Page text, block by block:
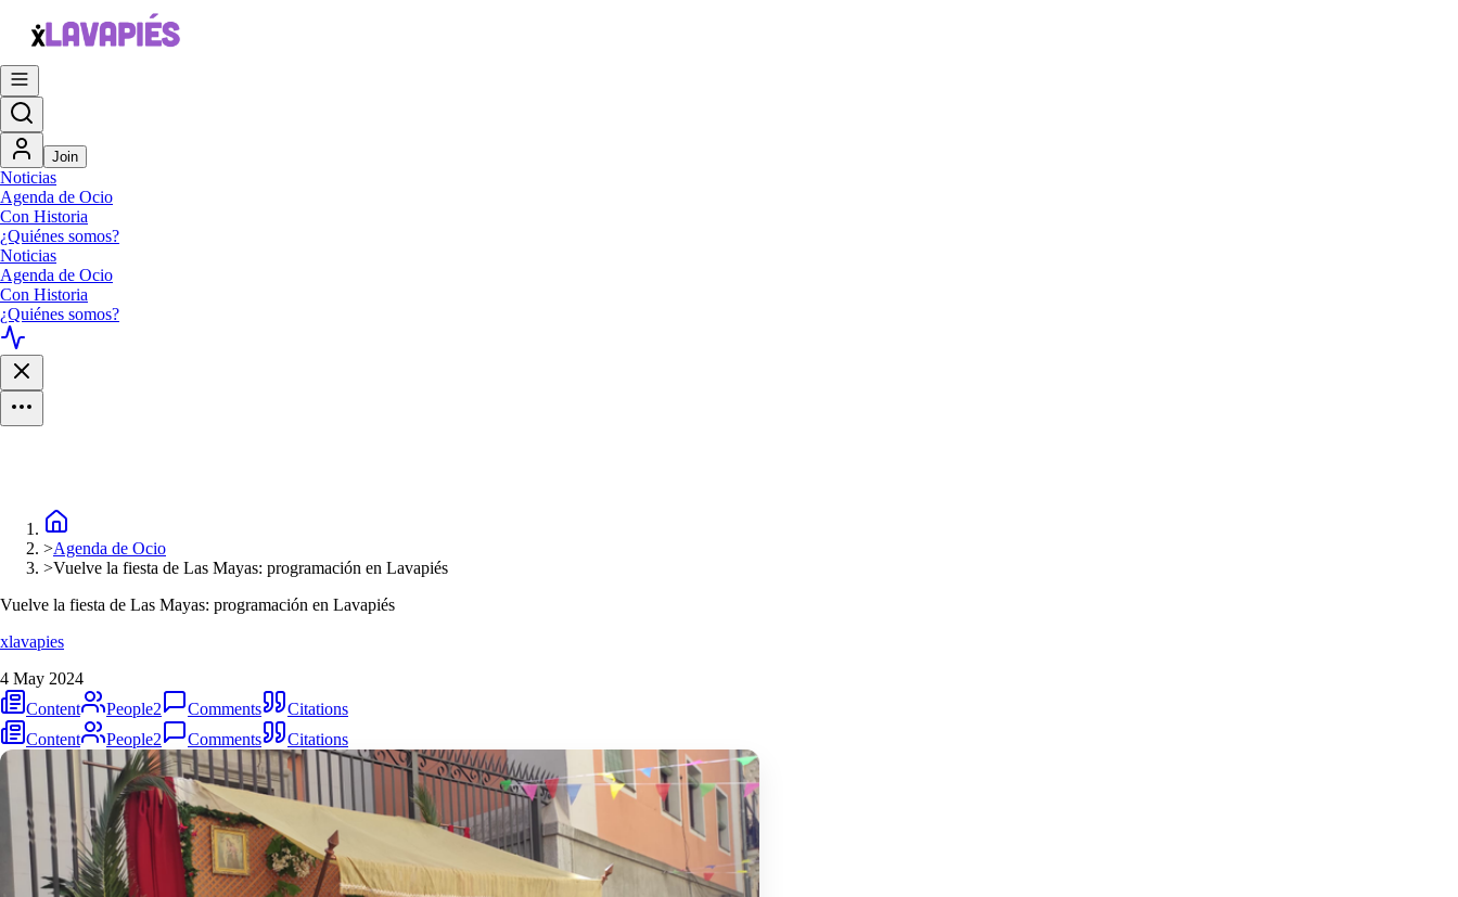
Join
Noticias
Agenda de Ocio
Con Historia
¿Quiénes somos?
Noticias
Agenda de Ocio
Con Historia
¿Quiénes somos?
>Agenda de Ocio
>Vuelve la fiesta de Las Mayas: programación en Lavapiés
Vuelve la fiesta de Las Mayas: programación en Lavapiés
xlavapies
4 May 2024
Content
People2 Comments
Citations
Content
People2 Comments Citations